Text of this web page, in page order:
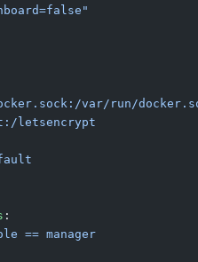
var/run/
letsencrypt
:
== manager